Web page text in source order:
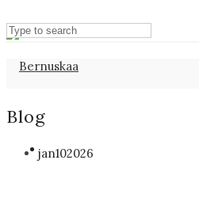
Blog
jan102026